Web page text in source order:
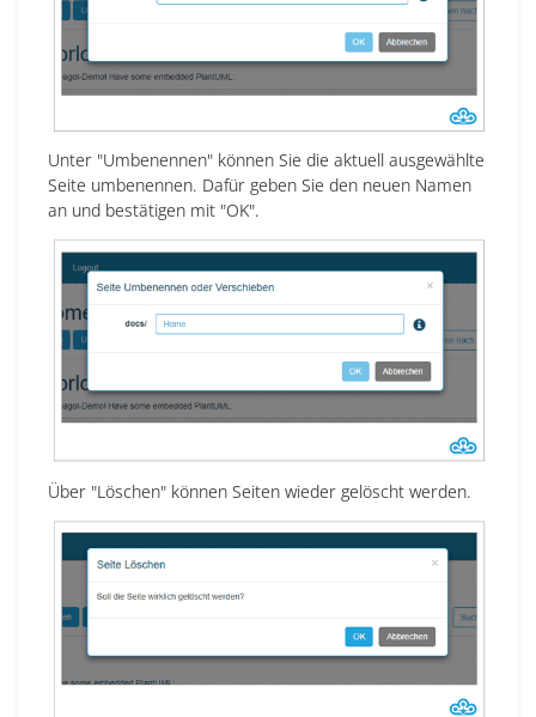
Unter "Umbenennen" können Sie die aktuell ausgewählte
Seite umbenennen. Dafür geben Sie den neuen Namen
an und bestätigen mit "OK".
Über "Löschen" können Seiten wieder gelöscht werden.